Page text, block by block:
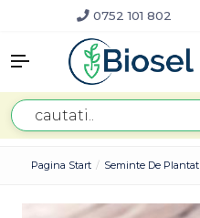
0752 101 802
Pagina Start Seminte De Plantat